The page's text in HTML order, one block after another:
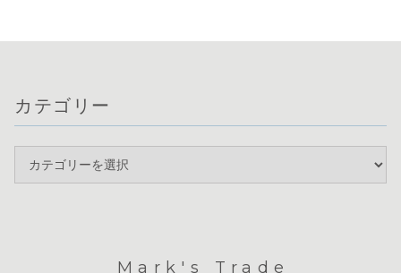
カテゴリー
Mark's Trade